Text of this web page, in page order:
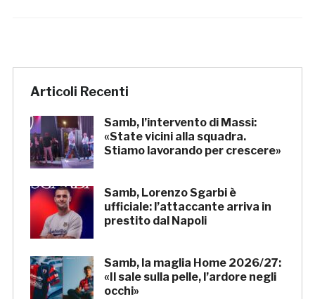
Articoli Recenti
Samb, l’intervento di Massi:
«State vicini alla squadra.
Stiamo lavorando per crescere»
Samb, Lorenzo Sgarbi è
ufficiale: l’attaccante arriva in
prestito dal Napoli
Samb, la maglia Home 2026/27:
«Il sale sulla pelle, l’ardore negli
occhi»